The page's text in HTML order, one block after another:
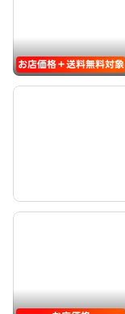
お店価格＋送料無料対象